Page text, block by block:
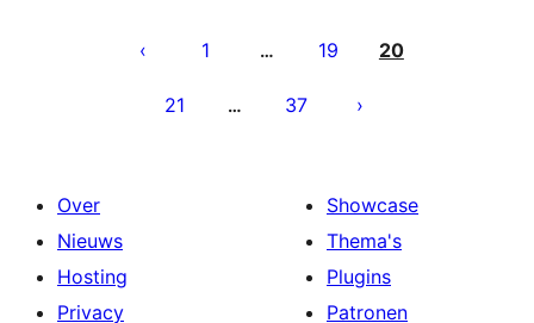
paginering
1 … 19 20
21 … 37
Over
Nieuws
Hosting
Privacy
Showcase
Thema's
Plugins
Patronen